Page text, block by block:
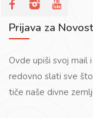
Prijava za
Ovde upiši svoj mail
redovno slati sve
tiče naše divne